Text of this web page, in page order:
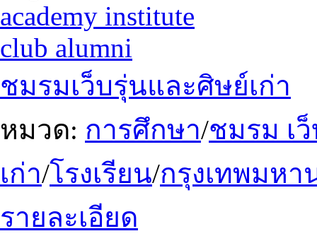
academy institute
club alumni
ชมรมเว็บรุ่นและศิษย์เก่า
หมวด: การศึกษา/ชมรม เ
เก่า/โรงเรียน/กรุงเทพมหา
รายละเอียด